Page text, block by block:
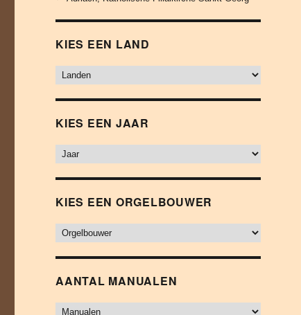
KIES EEN LAND
KIES EEN JAAR
KIES EEN ORGELBOUWER
AANTAL MANUALEN